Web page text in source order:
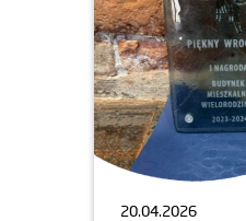
20.04.2026